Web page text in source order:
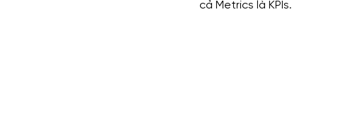
cả Metrics là KPIs.